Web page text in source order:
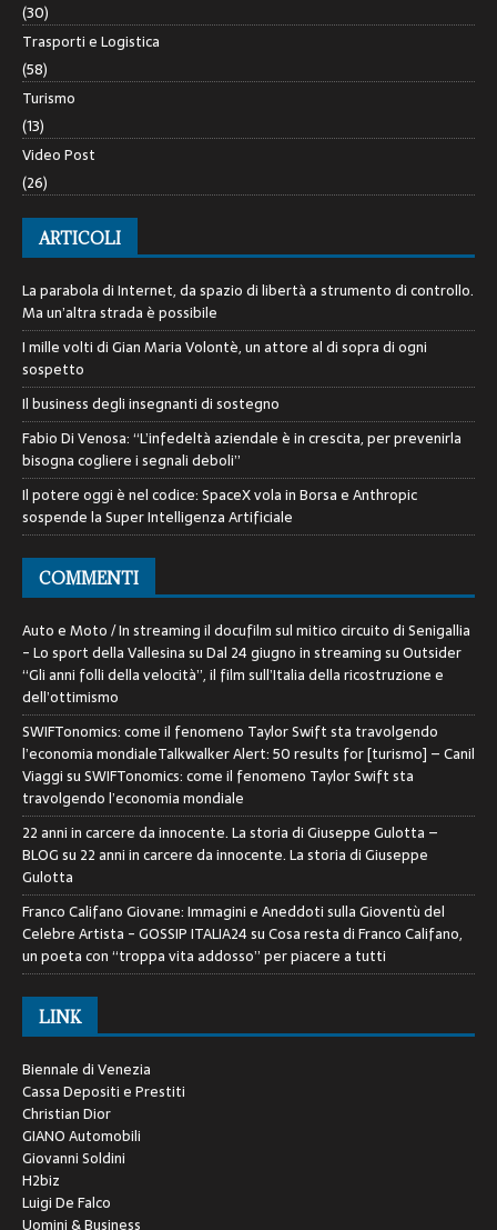
(30)
Trasporti e Logistica
(58)
Turismo
(13)
Video Post
(26)
ARTICOLI
La parabola di Internet, da spazio di libertà a strumento di controllo.
Ma un’altra strada è possibile
I mille volti di Gian Maria Volontè, un attore al di sopra di ogni
sospetto
Il business degli insegnanti di sostegno
Fabio Di Venosa: “L’infedeltà aziendale è in crescita, per prevenirla
bisogna cogliere i segnali deboli”
Il potere oggi è nel codice: SpaceX vola in Borsa e Anthropic
sospende la Super Intelligenza Artificiale
COMMENTI
Auto e Moto / In streaming il docufilm sul mitico circuito di Senigallia
- Lo sport della VallesinasuDal 24 giugno in streaming su Outsider
“Gli anni folli della velocità”, il film sull’Italia della ricostruzione e
dell’ottimismo
SWIFTonomics: come il fenomeno Taylor Swift sta travolgendo
l’economia mondialeTalkwalker Alert: 50 results for [turismo] – Canil
ViaggisuSWIFTonomics: come il fenomeno Taylor Swift sta
travolgendo l’economia mondiale
22 anni in carcere da innocente. La storia di Giuseppe Gulotta –
BLOGsu 22 anni in carcere da innocente. La storia di Giuseppe
Gulotta
Franco Califano Giovane: Immagini e Aneddoti sulla Gioventù del
Celebre Artista - GOSSIP ITALIA24suCosa resta di Franco Califano,
un poeta con “troppa vita addosso” per piacere a tutti
LINK
Biennale di Venezia
Cassa Depositi e Prestiti
Christian Dior
GIANO Automobili
Giovanni Soldini
H2biz
Luigi De Falco
Uomini & Business